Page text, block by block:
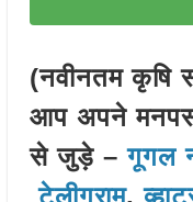
(नवीनतम कृषि
आप अपने
से जुड़े – गूगल